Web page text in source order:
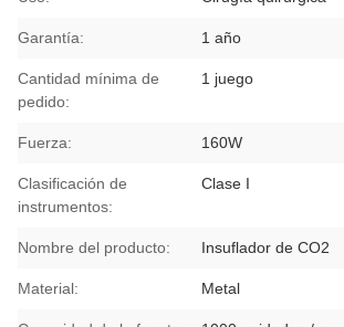
Garantía: 1 año
Cantidad mínima de
pedido:
1 juego
Fuerza: 160W
Clasificación de
instrumentos:
Clase I
Nombre del producto: Insuflador de CO2
Material: Metal